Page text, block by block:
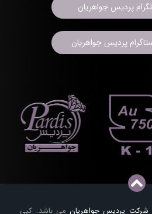
شرکت پردیس جواهریان می باشد. کپی
پردیس جواهریان
پردیس جواهریان